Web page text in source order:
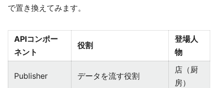
で置き換えてみます。
APIコンポー
ネント
役割
登場人
物
Publisher データを流す役割
店（厨
房）